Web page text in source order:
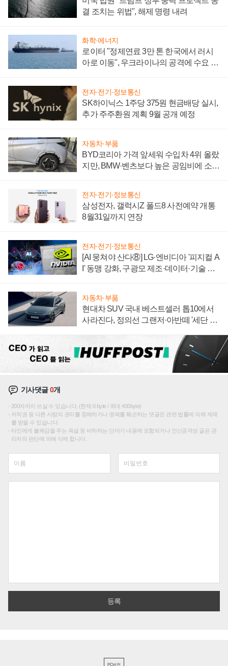
결 조치는 위법", 해제 명령 내려
화학·에너지
로이터 "정제연료 3만 톤 한국에서 러시
아로 이동", 우크라이나의 공격에 수요 늘
전자·전기·정보통신
SK하이닉스 1주당 375원 현금배당 실시,
추가 주주환원 계획 9월 공개 예정
자동차·부품
BYD코리아 가격 앞세워 수입차 4위 올랐
지만, BMW·벤츠보다 높은 공임비에 소비
전자·전기·정보통신
삼성전자, 갤럭시Z 폴드8 사전예약 개통
8월31일까지 연장
전자·전기·정보통신
[AI 뭉쳐야 산다⑧] LG·엔비디아 '피지컬 A
I' 동맹 강화, 구광모 제조·데이터·기술 결
자동차·부품
현대차 SUV 국내 베스트셀러 톱10에서
사라진다, 정의선 그랜저·아반떼 '세단 쌍
기사댓글0개
200자까지 쓰실 수 있습니다. (현재 0 byte / 최대 400byte)
저작권 등 다른 사람의 권리를 침해하거나 명예를 훼손하는 댓글은 관련 법률에 의해 제재
를 받을 수 있습니다.
타인에게 불쾌감을 주는 욕설 등 비하하는 단어가 내용에 포함되거나 인신공격성 글은 관
리자의 판단에 의해 삭제 합니다.
PC버전